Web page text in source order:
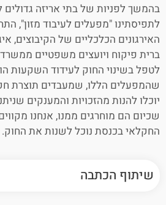
בהמשך לפניות של בתי אריזה גדולים
לתפיסתינו "מפעלים לעיבוד מזון",
האירגונים הכלכליים של הקיבוצים,
ברית פיקוח ויועצים משפטיים ממשרד
לטפל בשינוי החוק לעידוד השקעות
שהמפעלים הללו, שמעבדים תוצרת
יוכלו להנות מהזכויות והמענקים
שכיום הם מוחרגים ממנו, אנחנו
החקלאי בכנסת נוכל לשנות את החוק.
שיתוף הכתבה